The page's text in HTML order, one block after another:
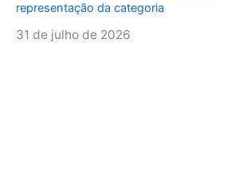
representação da categoria
31 de julho de 2026